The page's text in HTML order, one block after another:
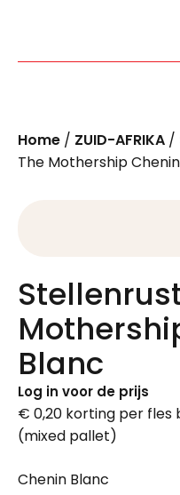
Home / ZUID-AFRIKA /
The Mothership
Blanc
Log in voor de prijs
€ 0,20 korting per fles
(mixed pallet)
Chenin Blanc